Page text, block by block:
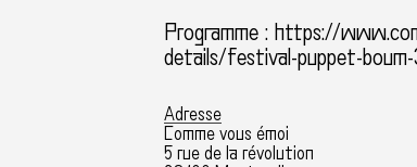
Programme : https://
details/festival-puppet-boum-
Adresse
Comme vous émoi
5 rue de la révolution